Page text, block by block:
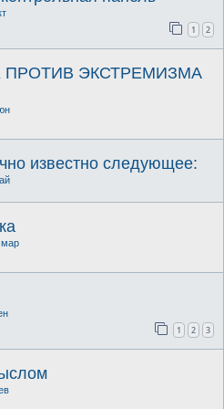
1 2
ЭКСТРЕМИЗМА
известно следующее:
мар
1 2 3